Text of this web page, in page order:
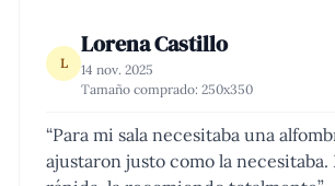
L
Lorena Castillo
14 nov. 2025
Tamaño comprado: 250x350
“Para mi sala necesitaba una
ajustaron justo como la